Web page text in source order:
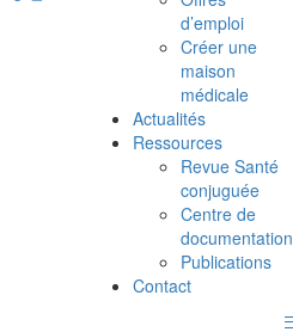
d’emploi
Créer une
maison
médicale
Actualités
Ressources
Revue Santé
conjuguée
Centre de
documentation
Publications
Contact